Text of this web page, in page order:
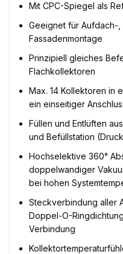
Mit CPC-Spiegel als
Geeignet für Aufdach-,
Fassadenmontage
Prinzipiell gleiches
Flachkollektoren
Max. 14 Kollektoren in
ein einseitiger
Füllen und Entlüften
und Befüllstation
Hochselektive 360°
doppelwandiger
bei hohen
Steckverbindung aller
Doppel-O-
Verbindung